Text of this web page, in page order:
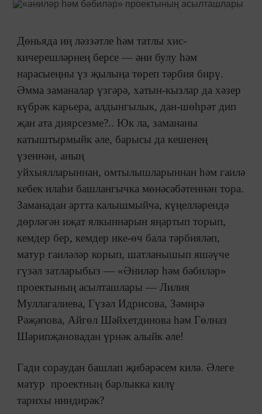
Дөньяда иң ләззәтле һәм татлы хис-
кичерешләрнең берсе — әни булу һәм
нарасыеңны үз җылыңа төреп тәрбия бирү.
Әмма заманалар үзгәрә, хатын-кызлар да хәзер
күбрәк карьера, алдынгылык, дан-шөһрәт дип
җан ата диярсезме?.. Юк ла, замананы
катыштырмыйк әле, барысы да кешенең
үзеннән, аның
уйхыялларыннан, омтылышларыннан һәм гаилә
кебек илаһи башлангычка мөнәсәбәтеннән тора.
Заманадан артта калышмыйча, күңелләрендә
дөрләгән иҗат ялкыннарын яңартып торып,
кемдер бер, кемдер ике-өч бала тәрбияләп,
матур гаиләләр корып, шатланышып яшәүче
гүзәл затларыбыз — «Әниләр һәм бәбиләр»
проектының асылташлары — Лилия
Муллагалиева, Гүзәл Идрисова, Зәмирә
Рәҗәпова, Айгөл Шәйхетдинова һәм Гөлназ
Шәрипҗановадан үрнәк алыйк әле!
Гади сораудан башлап җибәрәсем килә. Әлеге
матур проектның барлыкка килү
тарихы ниндирәк?